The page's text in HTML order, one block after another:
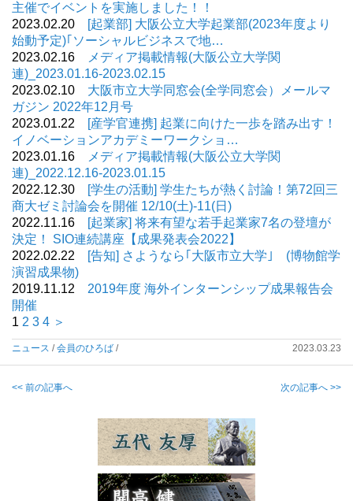
主催でイベントを実施しました！！
2023.02.20
[起業部] 大阪公立大学起業部(2023年度より
始動予定)｢ソーシャルビジネスで地…
2023.02.16
メディア掲載情報(大阪公立大学関
連)_2023.01.16-2023.02.15
2023.02.10 大阪市立大学同窓会(全学同窓会）メールマ
ガジン 2022年12月号
2023.01.22
[産学官連携] 起業に向けた一歩を踏み出す！
イノベーションアカデミーワークショ…
2023.01.16
メディア掲載情報(大阪公立大学関
連)_2022.12.16-2023.01.15
2022.12.30
[学生の活動] 学生たちが熱く討論！第72回三
商大ゼミ討論会を開催 12/10(土)-11(日)
2022.11.16
[起業家] 将来有望な若手起業家7名の登壇が
決定！ SIO連続講座【成果発表会2022】
2022.02.22
[告知] さようなら｢大阪市立大学｣ (博物館学
演習成果物)
2019.11.12 2019年度 海外インターンシップ成果報告会
開催
1 2 3 4 ＞
ニュース /会員のひろば / 2023.03.23
<< 前の記事へ 次の記事へ >>